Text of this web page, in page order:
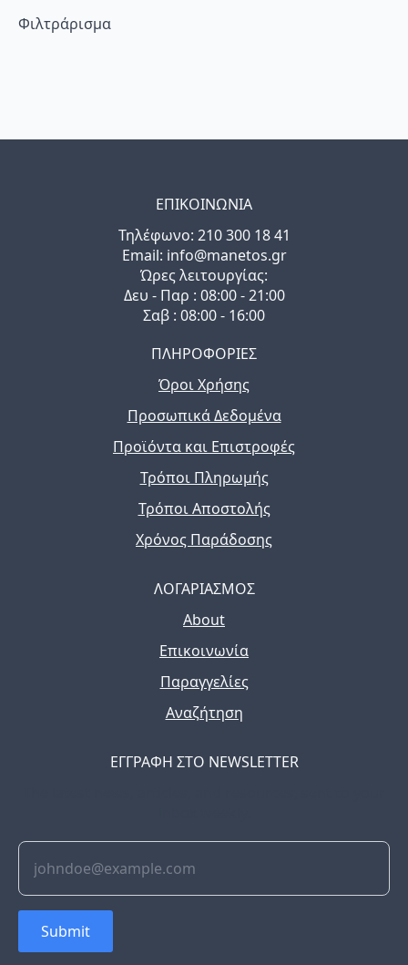
Φιλτράρισμα
ΕΠΙΚΟΙΝΩΝΙΑ
Τηλέφωνo: 210 300 18 41
Email: info@manetos.gr
Ώρες λειτουργίας:
Δευ - Παρ : 08:00 - 21:00
Σαβ : 08:00 - 16:00
ΠΛΗΡΟΦΟΡΙΕΣ
Όροι Χρήσης
Προσωπικά Δεδομένα
Προϊόντα και Επιστροφές
Τρόποι Πληρωμής
Τρόποι Αποστολής
Χρόνος Παράδοσης
ΛΟΓΑΡΙΑΣΜΟΣ
About
Επικοινωνία
Παραγγελίες
Αναζήτηση
ΕΓΓΡΑΦΗ ΣΤΟ NEWSLETTER
Submit